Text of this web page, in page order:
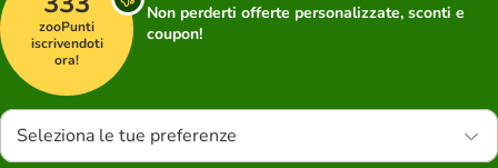
zooPunti
iscrivendoti
ora!
Non perderti offerte personalizzate, sconti e
coupon!
Seleziona le tue preferenze